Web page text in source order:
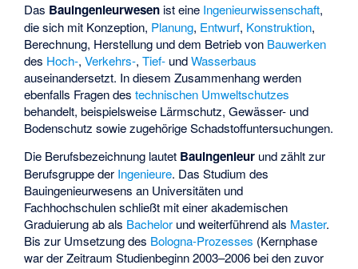
Das Bauingenieurwesen ist eine Ingenieurwissenschaft,
die sich mit Konzeption, Planung, Entwurf, Konstruktion,
Berechnung, Herstellung und dem Betrieb von Bauwerken
des Hoch-,Verkehrs-,Tief- undWasserbaus
auseinandersetzt. In diesem Zusammenhang werden
ebenfalls Fragen destechnischen Umweltschutzes
behandelt, beispielsweise Lärmschutz, Gewässer- und
Bodenschutz sowie zugehörige Schadstoffuntersuchungen.
Die Berufsbezeichnung lautet Bauingenieur und zählt zur
Berufsgruppe der Ingenieure. Das Studium des
Bauingenieurwesens an Universitäten und
Fachhochschulen schließt mit einer akademischen
Graduierung ab als Bachelor und weiterführend als Master.
Bis zur Umsetzung des Bologna-Prozesses (Kernphase
war der Zeitraum Studienbeginn 2003–2006 bei den zuvor